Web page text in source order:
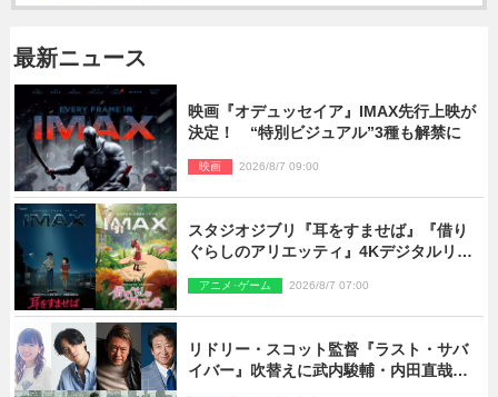
最新ニュース
映画『オデュッセイア』IMAX先行上映が
決定！ “特別ビジュアル”3種も解禁に
映画 2026/8/7 09:00
スタジオジブリ『耳をすませば』『借り
ぐらしのアリエッティ』4Kデジタルリマ
アニメ･ゲーム 2026/8/7 07:00
リドリー・スコット監督『ラスト・サバ
イバー』吹替えに武内駿輔・内田直哉・